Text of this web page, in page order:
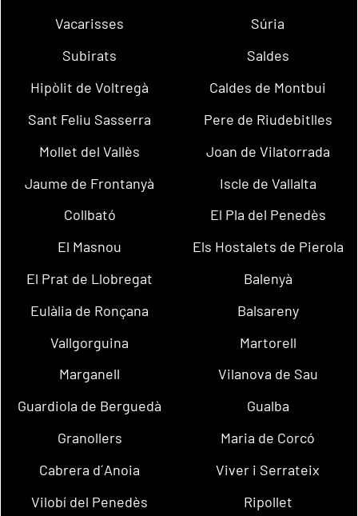
Vacarisses
Súria
Subirats
Saldes
Hipòlit de Voltregà
Caldes de Montbui
Sant Feliu Sasserra
Pere de Riudebitlles
Mollet del Vallès
Joan de Vilatorrada
Jaume de Frontanyà
Iscle de Vallalta
Collbató
El Pla del Penedès
El Masnou
Els Hostalets de Pierola
El Prat de Llobregat
Balenyà
Eulàlia de Ronçana
Balsareny
Vallgorguina
Martorell
Marganell
Vilanova de Sau
Guardiola de Berguedà
Gualba
Granollers
Maria de Corcó
Cabrera d´Anoia
Viver i Serrateix
Vilobí del Penedès
Ripollet